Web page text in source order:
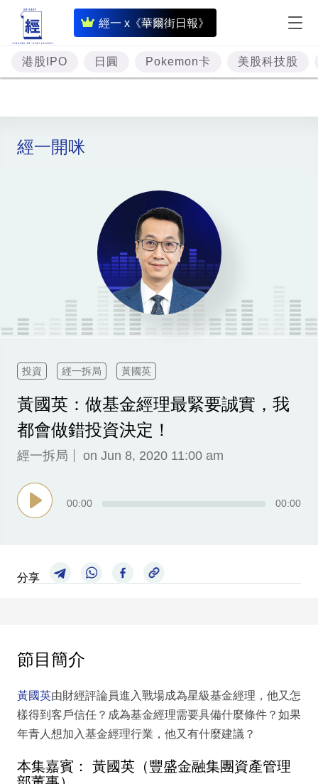
經一 x《華爾街日報》
即
時
財
經
理
財
科
場
生
活
事
訂
港股IPO 日圓 Pokemon卡 美股科技股
經一開咪
投資 經一拆局 黃國英
黃國英：做基金經理最緊要誠實，我
都會做錯投資決定！
經一拆局 on Jun 8, 2020 11:00 am
00:00 00:00
分享
節目簡介
黃國英由財經評論員進入戰場成為星級基金經理，他又怎
樣得到客戶信任？成為基金經理需要具備什麼條件？如果
年青人想加入基金經理行業，他又有什麼建議？
本集嘉賓： 黃國英（豐盛金融集團資產管理